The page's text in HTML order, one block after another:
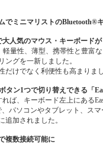
でミニマリストのBluetooth®
人気のマウス・キーボード
量性、薄型、携帯性と豊富
グを一新しました。
けでなく利便性も高まりまし
タン1つで切り替えできる「
ば、キーボード左上にある
パソコンやタブレット、ス
追加されました。
複数接続可能に